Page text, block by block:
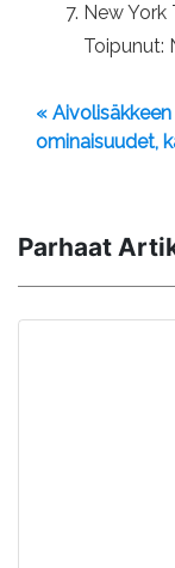
New York
Toipunut:
«
ominaisuudet,
Parhaat